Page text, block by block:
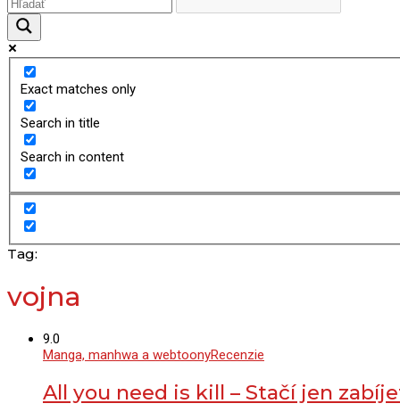
Exact matches only
Search in title
Search in content
Tag:
vojna
9.0
Manga, manhwa a webtoonyRecenzie
All you need is kill – Stačí jen